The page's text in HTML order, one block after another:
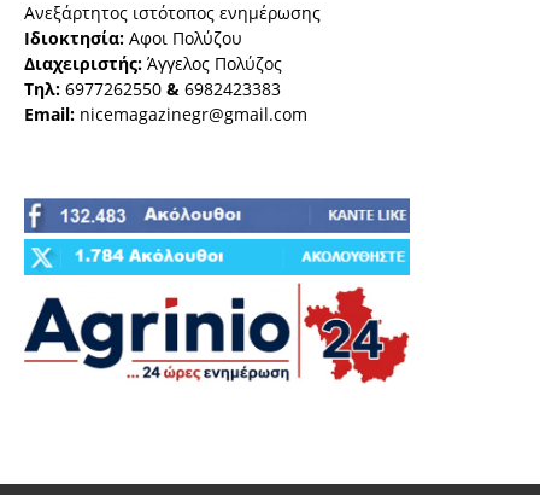
Ανεξάρτητος ιστότοπος ενημέρωσης
Ιδιοκτησία: Αφοι Πολύζου
Διαχειριστής: Άγγελος Πολύζος
Τηλ: 6977262550 & 6982423383
Email: nicemagazinegr@gmail.com